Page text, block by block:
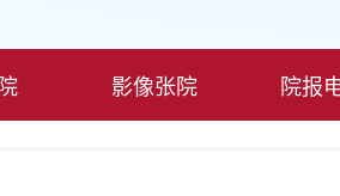
影像张院 院报